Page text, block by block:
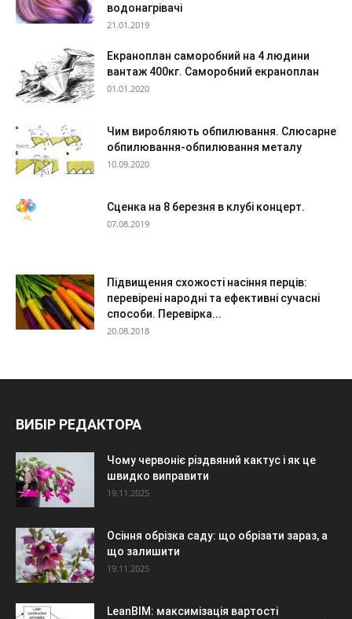
водонагрівачі
21.01.2019
Екраноплан саморобний на 4 людини
вантаж 400кг. Саморобний екраноплан
01.01.2020
Чим виробляють обпилювання. Слюсарне
обпилювання-обпилювання металу
10.09.2020
Сценка на 8 березня в клубі концерт.
07.08.2019
Підвищення схожості насіння перців:
перевірені народні та ефективні сучасні
способи. Перевірка...
20.08.2018
ВИБІР РЕДАКТОРА
Чому червоніє різдвяний кактус і як це
швидко виправити
19.11.2025
Осіння обрізка саду: що обрізати зараз, а
що залишити
19.11.2025
LeanBIM: максимізація вартості